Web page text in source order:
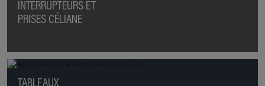
INTERRUPTEURS ET
PRISES CÉLIANE